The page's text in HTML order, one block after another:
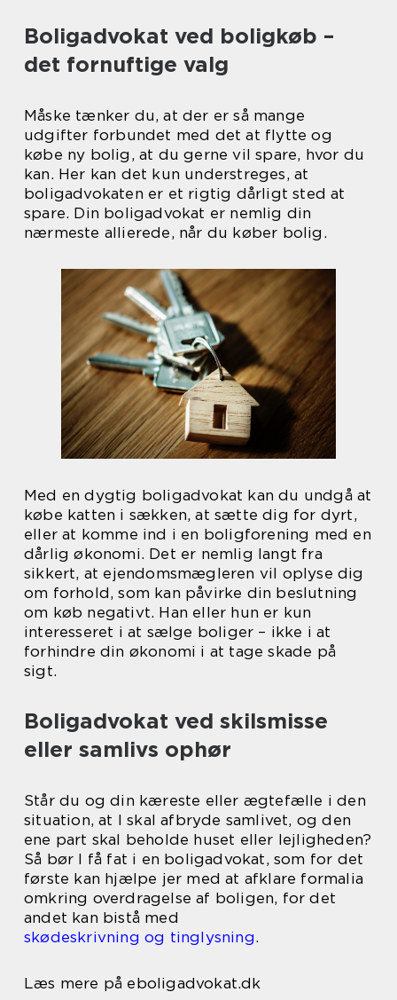
Boligadvokat ved boligkøb –
det fornuftige valg
Måske tænker du, at der er så mange
udgifter forbundet med det at flytte og
købe ny bolig, at du gerne vil spare, hvor du
kan. Her kan det kun understreges, at
boligadvokaten er et rigtig dårligt sted at
spare. Din boligadvokat er nemlig din
nærmeste allierede, når du køber bolig.
Med en dygtig boligadvokat kan du undgå at
købe katten i sækken, at sætte dig for dyrt,
eller at komme ind i en boligforening med en
dårlig økonomi. Det er nemlig langt fra
sikkert, at ejendomsmægleren vil oplyse dig
om forhold, som kan påvirke din beslutning
om køb negativt. Han eller hun er kun
interesseret i at sælge boliger – ikke i at
forhindre din økonomi i at tage skade på
sigt.
Boligadvokat ved skilsmisse
eller samlivs ophør
Står du og din kæreste eller ægtefælle i den
situation, at I skal afbryde samlivet, og den
ene part skal beholde huset eller lejligheden?
Så bør I få fat i en boligadvokat, som for det
første kan hjælpe jer med at afklare formalia
omkring overdragelse af boligen, for det
andet kan bistå med
skødeskrivning og tinglysning.
Læs mere på eboligadvokat.dk